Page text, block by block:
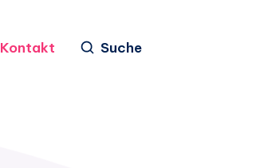
Kontakt Suche